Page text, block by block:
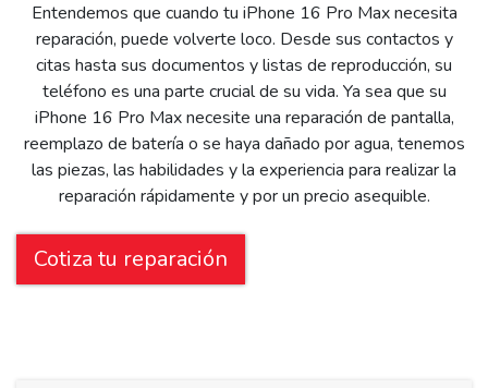
Entendemos que cuando tu iPhone 16 Pro Max necesita
reparación, puede volverte loco. Desde sus contactos y
citas hasta sus documentos y listas de reproducción, su
teléfono es una parte crucial de su vida. Ya sea que su
iPhone 16 Pro Max necesite una reparación de pantalla,
reemplazo de batería o se haya dañado por agua, tenemos
las piezas, las habilidades y la experiencia para realizar la
reparación rápidamente y por un precio asequible.
Cotiza tu reparación